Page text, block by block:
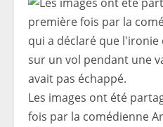
Les images ont été
fois par la comédienne